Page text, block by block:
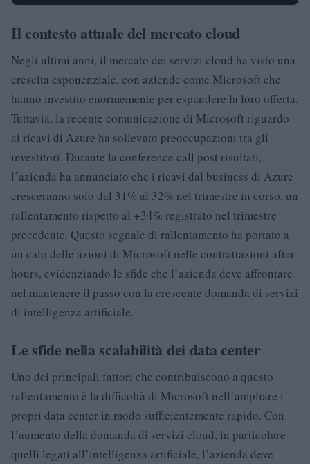
Il contesto attuale del mercato cloud
Negli ultimi anni, il mercato dei servizi cloud ha visto una
crescita esponenziale, con aziende come Microsoft che
hanno investito enormemente per espandere la loro offerta.
Tuttavia, la recente comunicazione di Microsoft riguardo
ai ricavi di Azure ha sollevato preoccupazioni tra gli
investitori. Durante la conference call post risultati,
l’azienda ha annunciato che i ricavi dal business di Azure
cresceranno solo dal 31% al 32% nel trimestre in corso, un
rallentamento rispetto al +34% registrato nel trimestre
precedente. Questo segnale di rallentamento ha portato a
un calo delle azioni di Microsoft nelle contrattazioni after-
hours, evidenziando le sfide che l’azienda deve affrontare
nel mantenere il passo con la crescente domanda di servizi
di intelligenza artificiale.
Le sfide nella scalabilità dei data center
Uno dei principali fattori che contribuiscono a questo
rallentamento è la difficoltà di Microsoft nell’ampliare i
propri data center in modo sufficientemente rapido. Con
l’aumento della domanda di servizi cloud, in particolare
quelli legati all’intelligenza artificiale, l’azienda deve